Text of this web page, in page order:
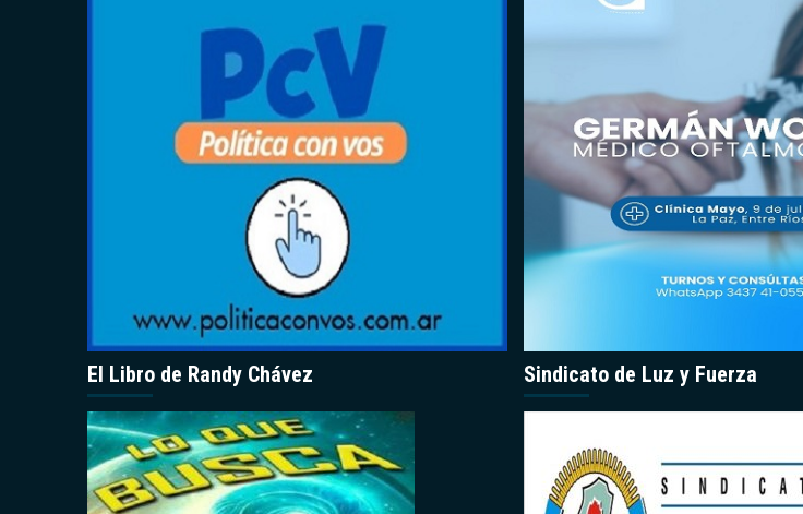
El Libro de Randy Chávez Sindicato de Luz y Fuerza